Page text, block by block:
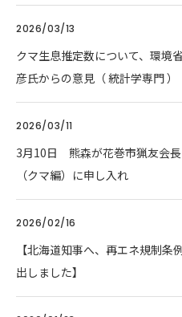
2026/03/13
クマ生息推定数について、環
彦氏からの意見（ 統計学専門 ）
2026/03/11
3月10日 熊森が花巻市猟友会
（クマ編）に申し入れ
2026/02/16
【北海道知事へ、再エネ規制
出しました】